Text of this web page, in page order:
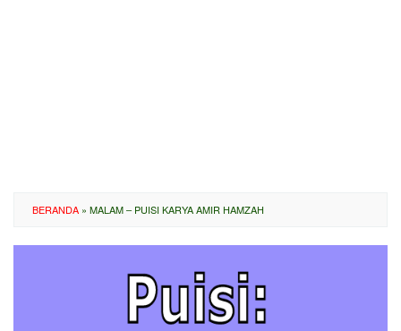
BERANDA » MALAM – PUISI KARYA AMIR HAMZAH